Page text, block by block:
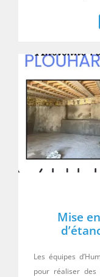
Mise
Les équipes
pour réaliser des